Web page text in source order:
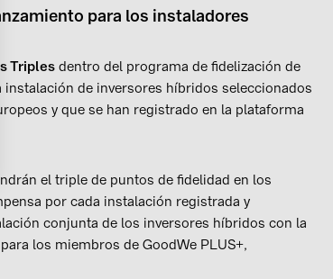
para los instaladores
Triples dentro del programa de fidelización de
instalación de inversores híbridos seleccionados
y que se han registrado en la plataforma
el triple de puntos de fidelidad en los
por cada instalación registrada y
conjunta de los inversores híbridos con la
los miembros de GoodWe PLUS+,